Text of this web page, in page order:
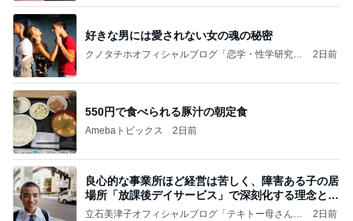
好きな男には愛されない女の魂の秘密
クノタチホオフィシャルブログ「恋学・性学研究
2日前
550円で食べられる豚汁の朝定食
Amebaトピックス 2日前
良心的な事業所ほど経営は苦しく、障害ある子の居
場所「放課後デイサービス」で深刻化する理念と現
実の
立石美津子オフィシャルブログ「テキトー母さんの
2日前